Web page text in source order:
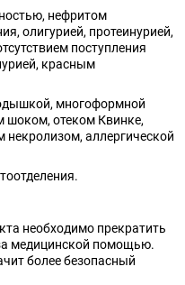
нефритом
олигурией, протеинурией,
поступления
красным
многоформной
шоком, отеком Квинке,
аллергической
необходимо прекратить
медицинской помощью.
более безопасный